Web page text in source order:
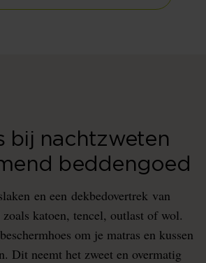
bij nachtzweten
beddengoed
en een dekbedovertrek van
zoals katoen, tencel, outlast of wol.
om je matras en kussen
Dit neemt het zweet en overmatig